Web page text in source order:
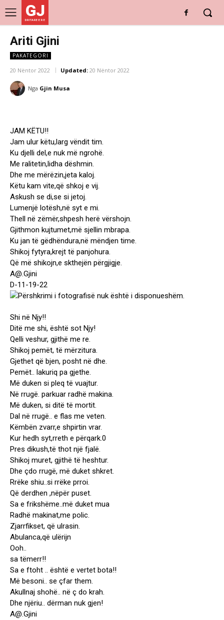
GJ
DRITARE E RE
Ariti Gjini
PAKATEGORI
20 Nëntor 2022 Updated: 20 Nëntor 2022
Nga Gjin Musa
JAM KËTU!!
Jam ulur këtu,larg vëndit tim.
Ku djelli del,e nuk më ngrohë.
Me ralitetin,lidha dëshmin.
Dhe me mërëzin,jeta kaloj.
Këtu kam vite,që shkoj e vij.
Askush se di,se si jetoj.
Lumenjë lotësh,në syt e mi.
Thell në zëmër,shpesh herë vërshojn.
Gjithmon kujtumet,më sjellin mbrapa.
Ku jan të gëdhëndura,në mëndjen time.
Shikoj fytyra,krejt të panjohura.
Që më shikojn,e skthejën përgjigje.
A@.Gjini
D-11-19-22
Shi në Njy!!
Ditë me shi, është sot Njy!
Qelli veshur, gjithë me re.
Shikoj pemët, të mërzitura.
Gjethet që bjen, posht në dhe.
Pemët.. lakuriq pa gjethe.
Më duken si pleq të vuajtur.
Në rrugë. parkuar radhë makina.
Më duken, si ditë të mortit.
Dal në rrugë.. e flas me veten.
Këmbën zvarr,e shpirtin vrar.
Kur hedh syt,rreth e përqark.0
Pres dikush,të thot një fjalë.
Shikoj muret, gjithë të heshtur.
Dhe çdo rrugë, më duket shkret.
Rrëke shiu..si rrëke prroi.
Që derdhen ,nëpër puset.
Sa e frikshëme..më duket mua
Radhë makinat,me polic.
Zjarrfikset, që ulrasin.
Abulanca,që ulërijn
Ooh..
sa tëmerr!!
Sa e ftoht .. është e vertet bota!!
Më besoni.. se çfar them.
Akullnaj shohë.. në ç do krah.
Dhe njëriu.. dërman nuk gjen!
A@.Gjini